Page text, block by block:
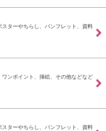
ターやちらし、パンフレット、資料
ンポイント、挿絵、その他などなど
ターやちらし、パンフレット、資料